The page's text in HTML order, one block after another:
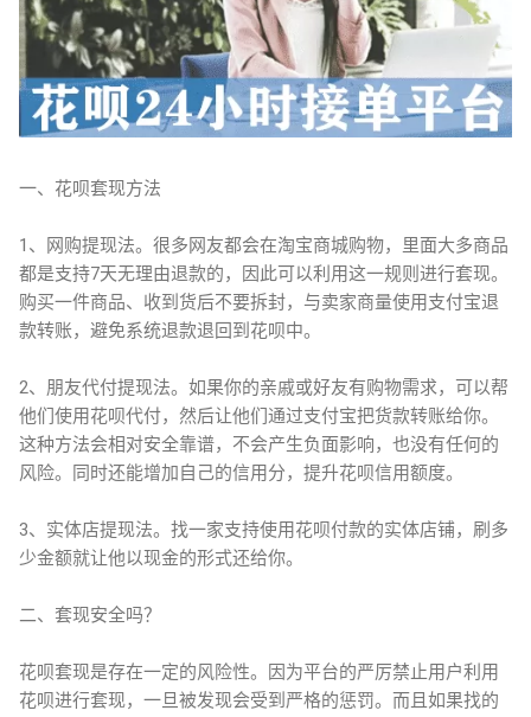
一、花呗套现方法
1、网购提现法。很多网友都会在淘宝商城购物，里面大多商品
都是支持7天无理由退款的，因此可以利用这一规则进行套现。
购买一件商品、收到货后不要拆封，与卖家商量使用支付宝退
款转账，避免系统退款退回到花呗中。
2、朋友代付提现法。如果你的亲戚或好友有购物需求，可以帮
他们使用花呗代付，然后让他们通过支付宝把货款转账给你。
这种方法会相对安全靠谱，不会产生负面影响，也没有任何的
风险。同时还能增加自己的信用分，提升花呗信用额度。
3、实体店提现法。找一家支持使用花呗付款的实体店铺，刷多
少金额就让他以现金的形式还给你。
二、套现安全吗？
花呗套现是存在一定的风险性。因为平台的严厉禁止用户利用
花呗进行套现，一旦被发现会受到严格的惩罚。而且如果找的